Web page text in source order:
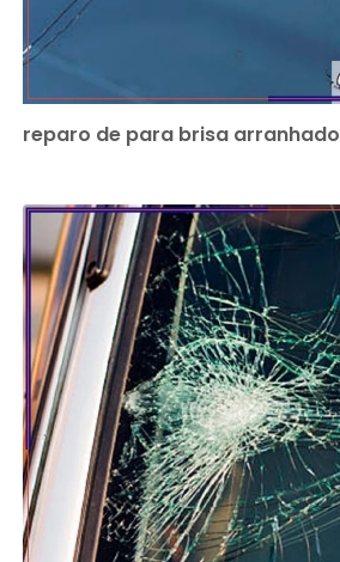
reparo de para brisa arranhado